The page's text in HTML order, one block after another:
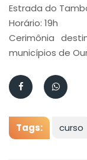
Estrada do
Horário: 19h
Cerimônia
municípios de
Tags: curso